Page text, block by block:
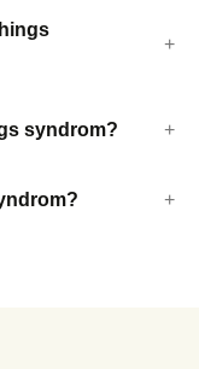
syndrom?